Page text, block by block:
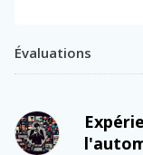
Évaluations